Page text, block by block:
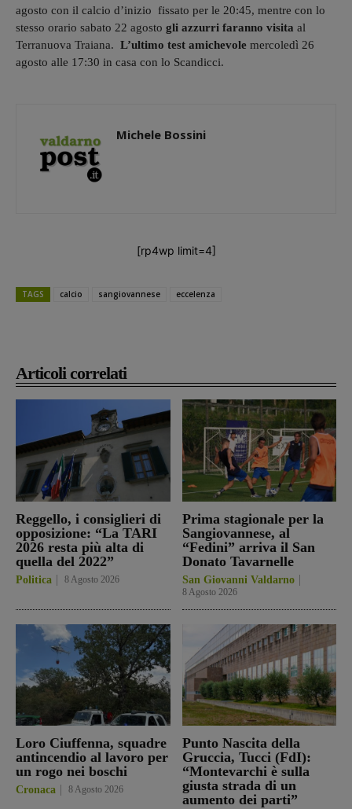
Articoli correlati
Reggello, i consiglieri di
opposizione: “La TARI
2026 resta più alta di
quella del 2022”
Politica 8 Agosto 2026
Prima stagionale per la
Sangiovannese, al
“Fedini” arriva il San
Donato Tavarnelle
San Giovanni Valdarno
8 Agosto 2026
Loro Ciuffenna, squadre
antincendio al lavoro per
un rogo nei boschi
Cronaca 8 Agosto 2026
Punto Nascita della
Gruccia, Tucci (FdI):
“Montevarchi è sulla
giusta strada di un
aumento dei parti”
agosto con il calcio d’inizio fissato per le 20:45, mentre con lo
stesso orario sabato 22 agosto gli azzurri faranno visita al
Terranuova Traiana. L’ultimo test amichevole mercoledì 26
agosto alle 17:30 in casa con lo Scandicci.
Michele Bossini
[rp4wp limit=4]
TAGS calcio sangiovannese eccelenza